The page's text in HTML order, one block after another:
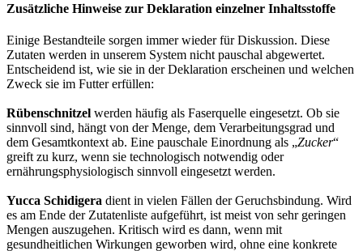
Zusätzliche Hinweise zur Deklaration einzelner Inhaltsstoffe
Einige Bestandteile sorgen immer wieder für Diskussion. Diese
Zutaten werden in unserem System nicht pauschal abgewertet.
Entscheidend ist, wie sie in der Deklaration erscheinen und welchen
Zweck sie im Futter erfüllen:
Rübenschnitzel werden häufig als Faserquelle eingesetzt. Ob sie
sinnvoll sind, hängt von der Menge, dem Verarbeitungsgrad und
dem Gesamtkontext ab. Eine pauschale Einordnung als „Zucker“
greift zu kurz, wenn sie technologisch notwendig oder
ernährungsphysiologisch sinnvoll eingesetzt werden.
Yucca Schidigera dient in vielen Fällen der Geruchsbindung. Wird
es am Ende der Zutatenliste aufgeführt, ist meist von sehr geringen
Mengen auszugehen. Kritisch wird es dann, wenn mit
gesundheitlichen Wirkungen geworben wird, ohne eine konkrete